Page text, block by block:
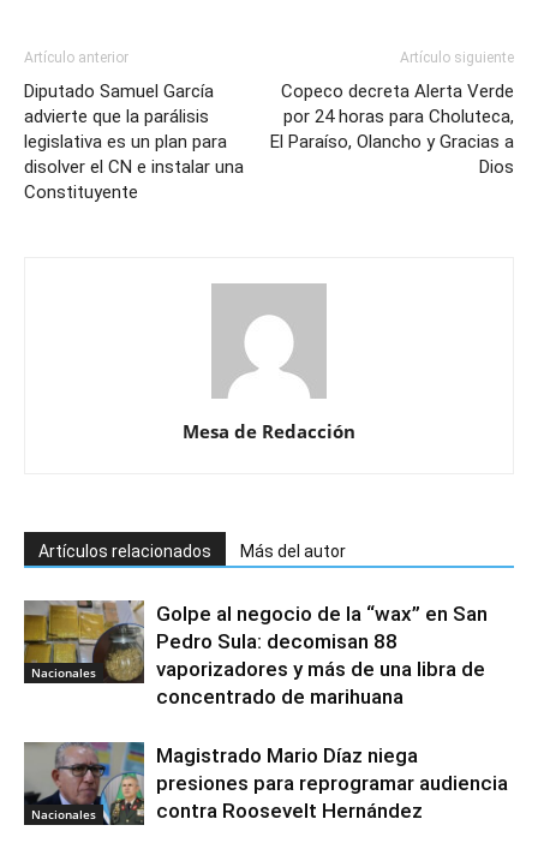
Artículo anterior
Diputado Samuel García
advierte que la parálisis
legislativa es un plan para
disolver el CN e instalar una
Constituyente
Artículo siguiente
Copeco decreta Alerta Verde
por 24 horas para Choluteca,
El Paraíso, Olancho y Gracias a
Dios
Mesa de Redacción
Artículos relacionados Más del autor
Nacionales
Golpe al negocio de la “wax” en San
Pedro Sula: decomisan 88
vaporizadores y más de una libra de
concentrado de marihuana
Nacionales
Magistrado Mario Díaz niega
presiones para reprogramar audiencia
contra Roosevelt Hernández